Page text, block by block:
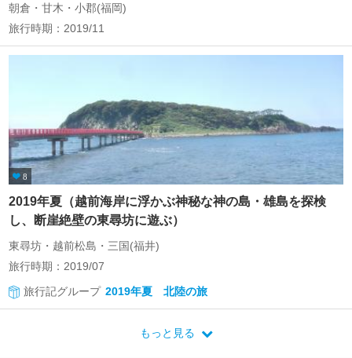
朝倉・甘木・小郡(福岡)
旅行時期：2019/11
8
2019年夏（越前海岸に浮かぶ神秘な神の島・雄島を探検
し、断崖絶壁の東尋坊に遊ぶ）
東尋坊・越前松島・三国(福井)
旅行時期：2019/07
旅行記グループ 2019年夏 北陸の旅
もっと見る